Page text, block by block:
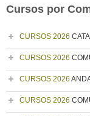
Cursos por
CURSOS 2026
CURSOS 2026
CURSOS 2026
CURSOS 2026